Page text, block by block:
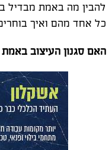
להבין מה באמת מבדיל
כל אחד מהם ואיך
האם סגנון העיצוב